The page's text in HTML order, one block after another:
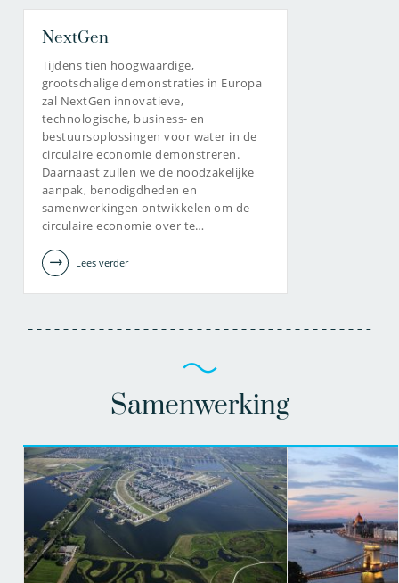
NextGen
Tijdens tien hoogwaardige,
grootschalige demonstraties in Europa
zal NextGen innovatieve,
technologische, business- en
bestuursoplossingen voor water in de
circulaire economie demonstreren.
Daarnaast zullen we de noodzakelijke
aanpak, benodigdheden en
samenwerkingen ontwikkelen om de
circulaire economie over te…
Lees verder
Samenwerking